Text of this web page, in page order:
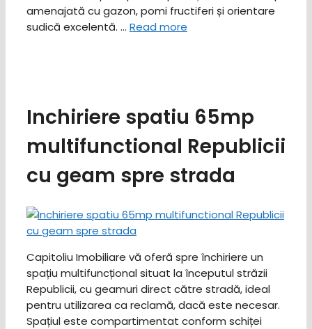
amenajată cu gazon, pomi fructiferi și orientare
sudică excelentă. … Read more
Inchiriere spatiu 65mp
multifunctional Republicii
cu geam spre strada
Capitoliu Imobiliare vă oferă spre închiriere un
spațiu multifuncțional situat la începutul străzii
Republicii, cu geamuri direct către stradă, ideal
pentru utilizarea ca reclamă, dacă este necesar.
Spațiul este compartimentat conform schiței